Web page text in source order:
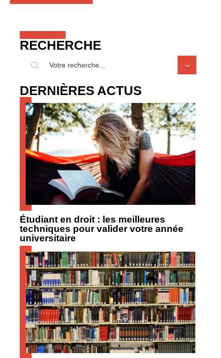
RECHERCHE
DERNIÈRES ACTUS
Étudiant en droit : les meilleures
techniques pour valider votre année
universitaire